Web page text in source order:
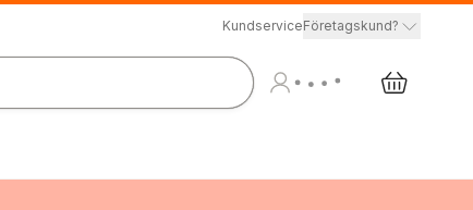
KundserviceFöretagskund?